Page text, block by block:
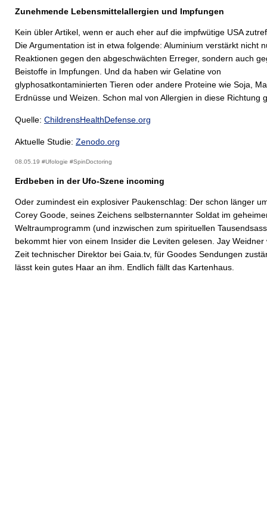
Zunehmende Lebensmittelallergien und Impfungen
Kein übler Artikel, wenn er auch eher auf die impfwütige USA
Die Argumentation ist in etwa folgende: Aluminium verstärkt nicht
Reaktionen gegen den abgeschwächten Erreger, sondern auch
Beistoffe in Impfungen. Und da haben wir Gelatine von
glyphosatkontaminierten Tieren oder andere Proteine wie Soja,
Erdnüsse und Weizen. Schon mal von Allergien in diese Richtung
Quelle: ChildrensHealthDefense.org
Aktuelle Studie: Zenodo.org
08.05.19 #Ufologie #SpinDoctoring
Erdbeben in der Ufo-Szene incoming
Oder zumindest ein explosiver Paukenschlag: Der schon länger
Corey Goode, seines Zeichens selbsternannter Soldat im
Weltraumprogramm (und inzwischen zum spirituellen
bekommt hier von einem Insider die Leviten gelesen. Jay Weidner
Zeit technischer Direktor bei Gaia.tv, für Goodes Sendungen
lässt kein gutes Haar an ihm. Endlich fällt das Kartenhaus.